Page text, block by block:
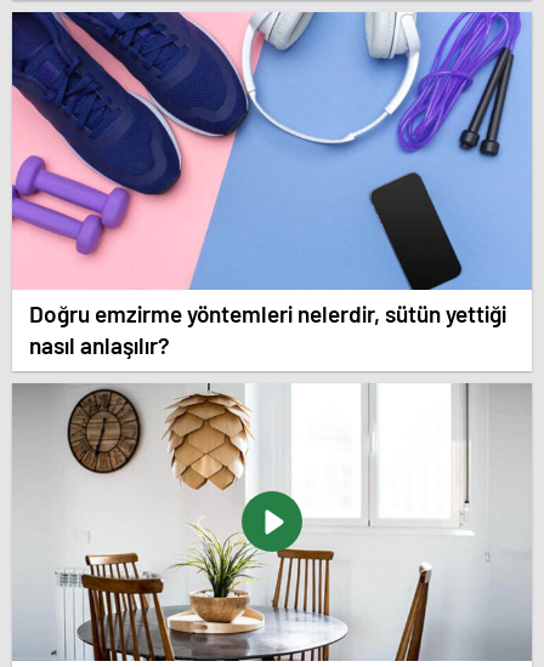
Doğru emzirme yöntemleri nelerdir, sütün yettiği
nasıl anlaşılır?